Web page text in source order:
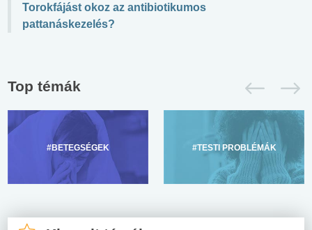
Torokfájást okoz az antibiotikumos
pattanáskezelés?
Top témák
#BETEGSÉGEK #TESTI PROBLÉMÁK